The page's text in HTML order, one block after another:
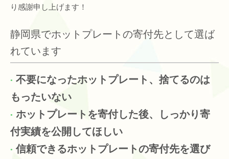
り感謝申し上げます！
静岡県でホットプレートの寄付先として選ば
れています
不要になったホットプレート、捨てるのは
もったいない
ホットプレートを寄付した後、しっかり寄
付実績を公開してほしい
信頼できるホットプレートの寄付先を選び